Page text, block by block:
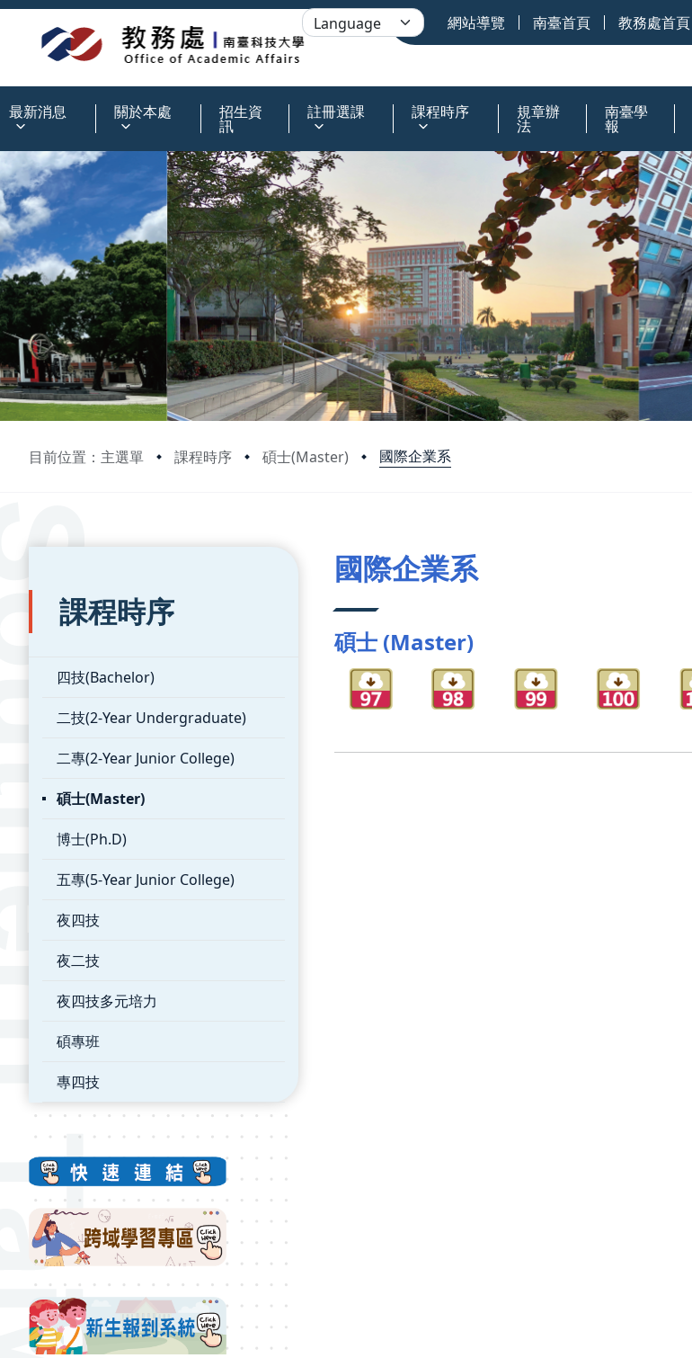
網站導覽 南臺首頁 教務處首頁
最新消息 關於本處 招生資
訊
註冊選課 課程時序 規章辦
法
南臺學
報
目前位置：主選單 課程時序 碩士(Master) 國際企業系
:::
課程時序
四技(Bachelor)
二技(2-Year Undergraduate)
二專(2-Year Junior College)
碩士(Master)
博士(Ph.D)
五專(5-Year Junior College)
夜四技
夜二技
夜四技多元培力
碩專班
專四技
國際企業系
碩士 (Master)